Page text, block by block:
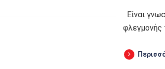
Eίναι
φλεγμονής